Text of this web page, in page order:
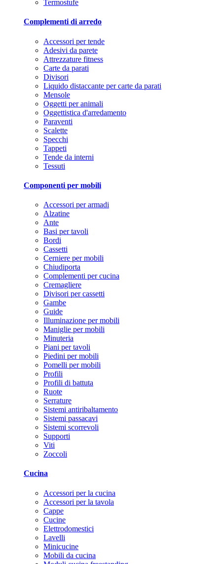
Termostufe
Complementi di arredo
Accessori per tende
Adesivi da parete
Attrezzature fitness
Carte da parati
Divisori
Liquido distaccante per carte da parati
Mensole
Oggetti per animali
Oggettistica d'arredamento
Paraventi
Scalette
Specchi
Tappeti
Tende da interni
Tessuti
Componenti per mobili
Accessori per armadi
Alzatine
Ante
Basi per tavoli
Bordi
Cassetti
Cerniere per mobili
Chiudiporta
Complementi per cucina
Cremagliere
Divisori per cassetti
Gambe
Guide
Illuminazione per mobili
Maniglie per mobili
Minuteria
Piani per tavoli
Piedini per mobili
Pomelli per mobili
Profili
Profili di battuta
Ruote
Serrature
Sistemi antiribaltamento
Sistemi passacavi
Sistemi scorrevoli
Supporti
Viti
Zoccoli
Cucina
Accessori per la cucina
Accessori per la tavola
Cappe
Cucine
Elettrodomestici
Lavelli
Minicucine
Mobili da cucina